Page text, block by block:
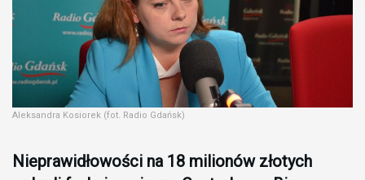
Aleksandra Kosiorek (fot. Radio Gdańsk)
Nieprawidłowości na 18 milionów złotych